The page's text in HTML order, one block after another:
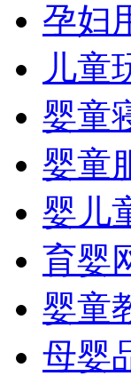
孕妇
儿童
婴童
婴童
婴儿
育婴
婴童
母婴